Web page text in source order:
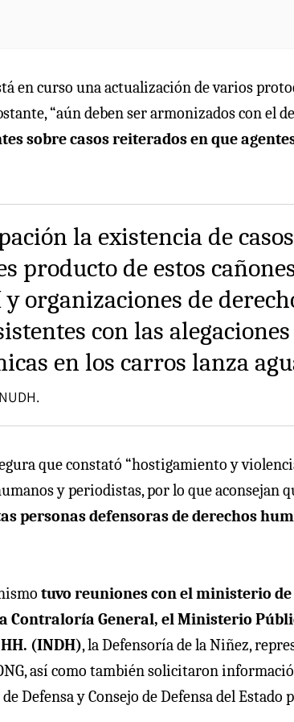
en curso una actualización de varios
“aún deben ser armonizados con el
sobre casos reiterados en que
la existencia de
producto de estos
organizaciones de
con las
en los carros lanza
que constató “hostigamiento y
y periodistas, por lo que aconsejan
personas defensoras de derechos
tuvo reuniones con el ministerio de
General, el Ministerio
(INDH), la Defensoría de la Niñez,
así como también solicitaron
Defensa y Consejo de Defensa del